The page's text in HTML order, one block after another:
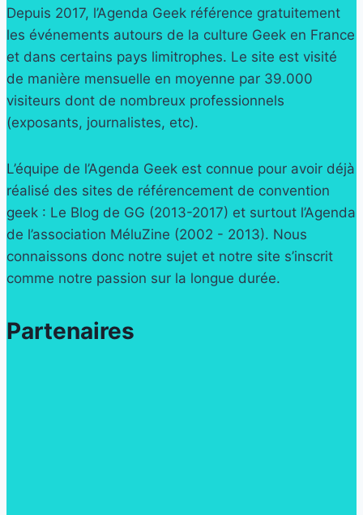
Depuis 2017, l’Agenda Geek référence gratuitement
les événements autours de la culture Geek en France
et dans certains pays limitrophes. Le site est visité
de manière mensuelle en moyenne par 39.000
visiteurs dont de nombreux professionnels
(exposants, journalistes, etc).
L’équipe de l’Agenda Geek est connue pour avoir déjà
réalisé des sites de référencement de convention
geek : Le Blog de GG (2013-2017) et surtout l’Agenda
de l’association MéluZine (2002 - 2013). Nous
connaissons donc notre sujet et notre site s’inscrit
comme notre passion sur la longue durée.
Partenaires